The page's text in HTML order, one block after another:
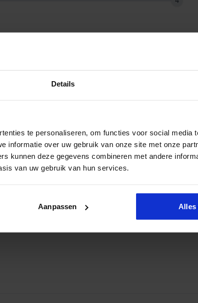
Details
te personaliseren, om functies voor social media
informatie over uw gebruik van onze site met onze
kunnen deze gegevens combineren met andere
van uw gebruik van hun services.
Aanpassen Alles
- +